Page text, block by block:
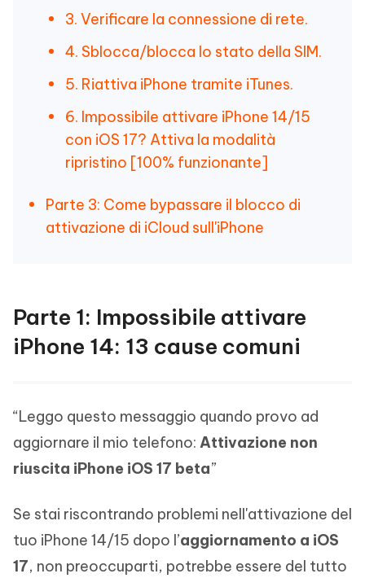
3. Verificare la connessione di rete.
4. Sblocca/blocca lo stato della SIM.
5. Riattiva iPhone tramite iTunes.
6. Impossibile attivare iPhone 14/15
con iOS 17? Attiva la modalità
ripristino [100% funzionante]
Parte 3: Come bypassare il blocco di
attivazione di iCloud sull'iPhone
Parte 1: Impossibile attivare
iPhone 14: 13 cause comuni
“Leggo questo messaggio quando provo ad
aggiornare il mio telefono: Attivazione non
riuscita iPhone iOS 17 beta”
Se stai riscontrando problemi nell'attivazione del
tuo iPhone 14/15 dopo l’aggiornamento a iOS
17, non preoccuparti, potrebbe essere del tutto